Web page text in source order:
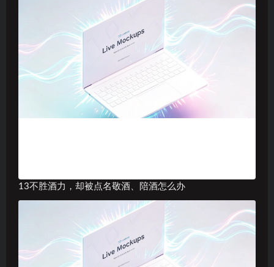
13不胜酒力，却被点名敬酒、陪酒怎么办